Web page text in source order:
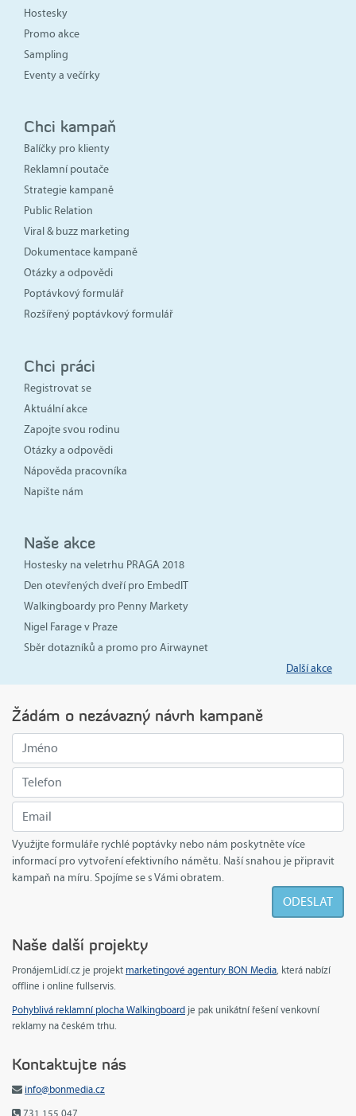
Hostesky
Promo akce
Sampling
Eventy a večírky
Chci kampaň
Balíčky pro klienty
Reklamní poutače
Strategie kampaně
Public Relation
Viral & buzz marketing
Dokumentace kampaně
Otázky a odpovědi
Poptávkový formulář
Rozšířený poptávkový formulář
Chci práci
Registrovat se
Aktuální akce
Zapojte svou rodinu
Otázky a odpovědi
Nápověda pracovníka
Napište nám
Naše akce
Hostesky na veletrhu PRAGA 2018
Den otevřených dveří pro EmbedIT
Walkingboardy pro Penny Markety
Nigel Farage v Praze
Sběr dotazníků a promo pro Airwaynet
Další akce
Žádám o nezávazný návrh kampaně
Využijte formuláře rychlé poptávky nebo nám poskytněte více
informací pro vytvoření efektivního námětu. Naší snahou je připravit
kampaň na míru. Spojíme se s Vámi obratem.
Naše další projekty
PronájemLidí.cz je projekt marketingové agentury BON Media, která nabízí
offline i online fullservis.
Pohyblivá reklamní plocha Walkingboard je pak unikátní řešení venkovní
reklamy na českém trhu.
Kontaktujte nás
info@bonmedia.cz